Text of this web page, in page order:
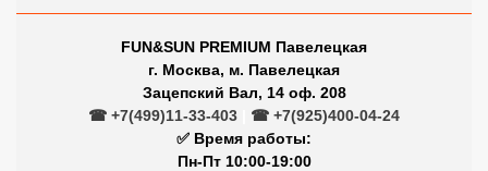
FUN&SUN PREMIUM Павелецкая
г. Москва, м. Павелецкая
Зацепский Вал, 14 оф. 208
☎ +7(499)11-33-403
☎ +7(925)400-04-24
✅ Время работы:
Пн-Пт 10:00-19:00